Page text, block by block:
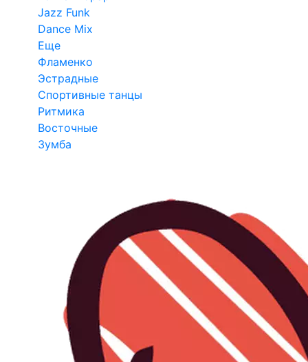
Jazz Funk
Dance Mix
Еще
Фламенко
Эстрадные
Спортивные танцы
Ритмика
Восточные
Зумба